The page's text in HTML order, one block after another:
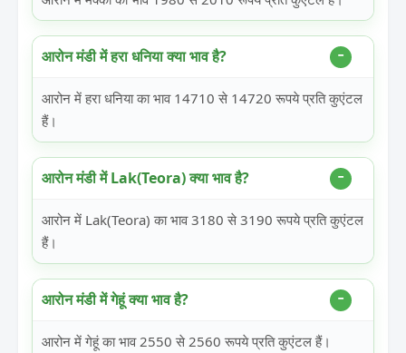
आरोन मंडी में हरा धनिया क्या भाव है?
आरोन में हरा धनिया का भाव 14710 से 14720 रूपये प्रति कुएंटल
हैं।
आरोन मंडी में Lak(Teora) क्या भाव है?
आरोन में Lak(Teora) का भाव 3180 से 3190 रूपये प्रति कुएंटल
हैं।
आरोन मंडी में गेहूं क्या भाव है?
आरोन में गेहूं का भाव 2550 से 2560 रूपये प्रति कुएंटल हैं।